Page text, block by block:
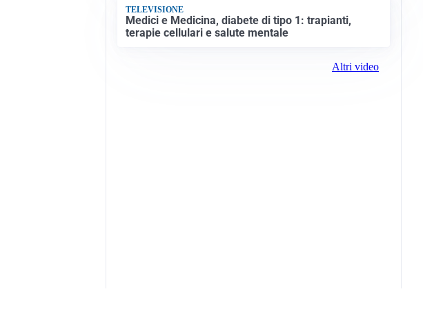
TELEVISIONE
Medici e Medicina, diabete di tipo 1: trapianti,
terapie cellulari e salute mentale
Altri video